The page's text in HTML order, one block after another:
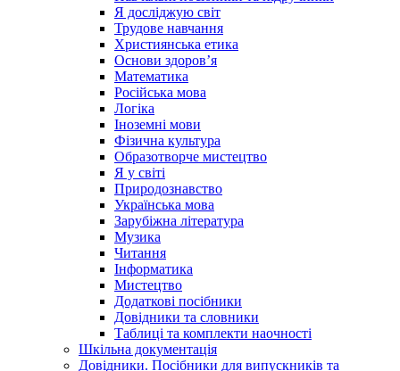
Я досліджую світ
Трудове навчання
Християнська етика
Основи здоров’я
Математика
Російська мова
Логіка
Іноземні мови
Фізична культура
Образотворче мистецтво
Я у світі
Природознавство
Українська мова
Зарубіжна література
Музика
Читання
Інформатика
Мистецтво
Додаткові посібники
Довідники та словники
Таблиці та комплекти наочності
Шкільна документація
Довідники. Посібники для випускників та